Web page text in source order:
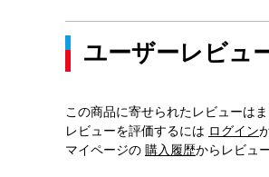
ユーザーレビュ
この商品に寄せられたレビューはま
レビューを評価するには ログイン
マイページの 購入履歴からレビュ